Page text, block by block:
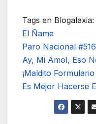
Tags en Blogalaxia:
El Ñame
Paro Nacional #516
Ay, Mi Amol, Eso
¡Maldito
Es Mejor Hacerse